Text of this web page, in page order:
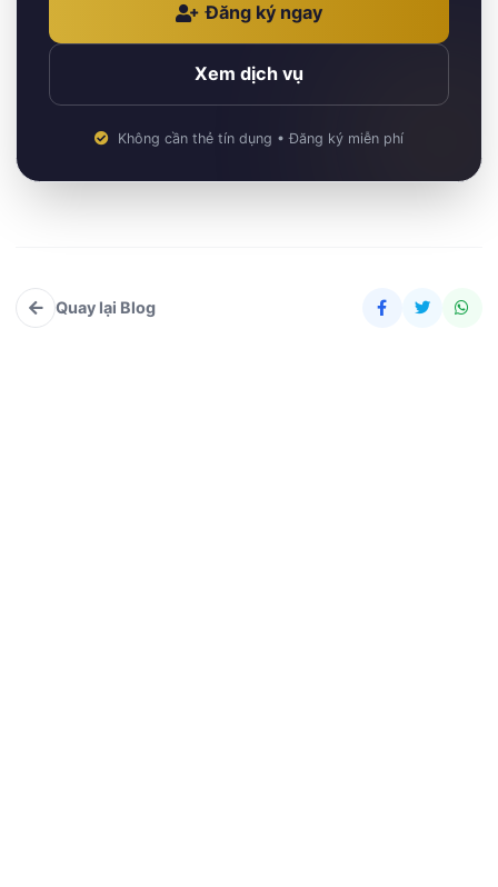
Đăng ký ngay
Xem dịch vụ
Không cần thẻ tín dụng • Đăng ký miễn phí
Quay lại Blog